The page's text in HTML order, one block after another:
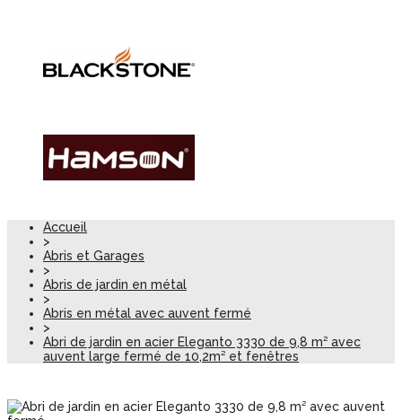
Accueil
>
Abris et Garages
>
Abris de jardin en métal
>
Abris en métal avec auvent fermé
>
Abri de jardin en acier Eleganto 3330 de 9,8 m² avec
auvent large fermé de 10,2m² et fenêtres